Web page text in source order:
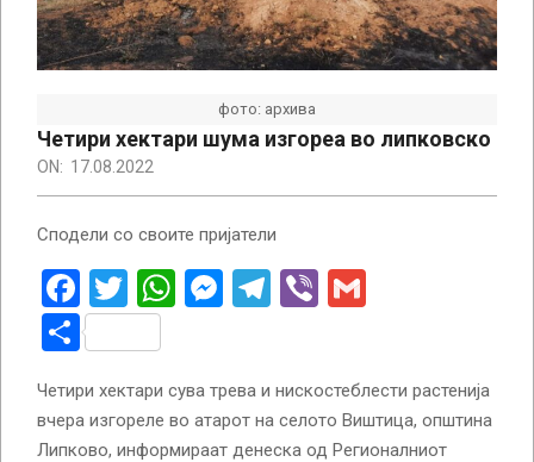
фото: архива
Четири хектари шума изгореа во липковско
ON: 17.08.2022
Сподели со своите пријатели
Facebook
Twitter
WhatsApp
Messenger
Telegram
Viber
Share
Четири хектари сува трева и нискостеблести растенија
вчера изгореле во атарот на селото Виштица, општина
Липково, информираат денеска од Регионалниот